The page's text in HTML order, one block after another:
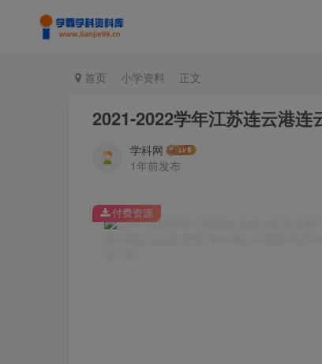
首页 小学资料 正文
2021-2022学年江苏连云港
学科网
1年前发布
付费资源